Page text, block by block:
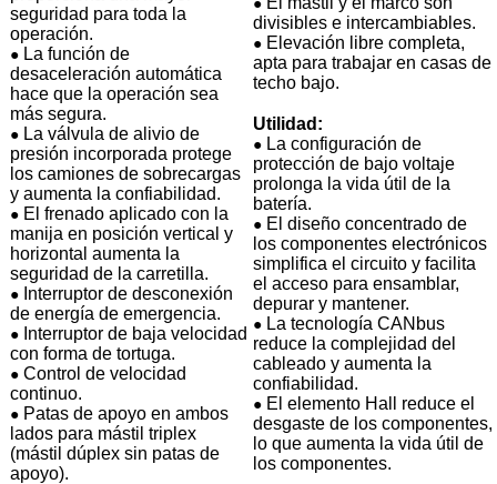
seguridad para toda la
operación.
● La función de
desaceleración automática
hace que la operación sea
más segura.
● La válvula de alivio de
presión incorporada protege
los camiones de sobrecargas
y aumenta la confiabilidad.
● El frenado aplicado con la
manija en posición vertical y
horizontal aumenta la
seguridad de la carretilla.
● Interruptor de desconexión
de energía de emergencia.
● Interruptor de baja velocidad
con forma de tortuga.
● Control de velocidad
continuo.
● Patas de apoyo en ambos
lados para mástil triplex
(mástil dúplex sin patas de
apoyo).
divisibles e intercambiables.
● Elevación libre completa,
apta para trabajar en casas de
techo bajo.
Utilidad:
● La configuración de
protección de bajo voltaje
prolonga la vida útil de la
batería.
● El diseño concentrado de
los componentes electrónicos
simplifica el circuito y facilita
el acceso para ensamblar,
depurar y mantener.
● La tecnología CANbus
reduce la complejidad del
cableado y aumenta la
confiabilidad.
● El elemento Hall reduce el
desgaste de los componentes,
lo que aumenta la vida útil de
los componentes.